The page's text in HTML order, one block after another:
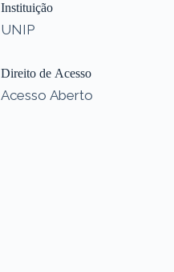
Instituição
UNIP
Direito de Acesso
Acesso Aberto